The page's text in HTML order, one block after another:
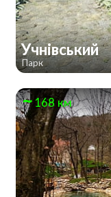
Учнівський
Парк
168 км